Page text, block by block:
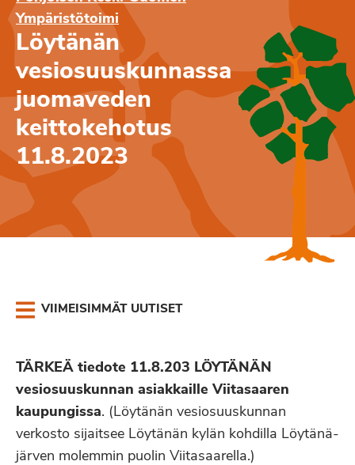
Ympäristötoimi
Löytänän
vesiosuuskunnassa
juomaveden
keittokehotus
11.8.2023
VIIMEISIMMÄT UUTISET
TÄRKEÄ tiedote 11.8.203 LÖYTÄNÄN
vesiosuuskunnan asiakkaille Viitasaaren
kaupungissa. (Löytänän vesiosuuskunnan
verkosto sijaitsee Löytänän kylän kohdilla Löytänä-
järven molemmin puolin Viitasaarella.)